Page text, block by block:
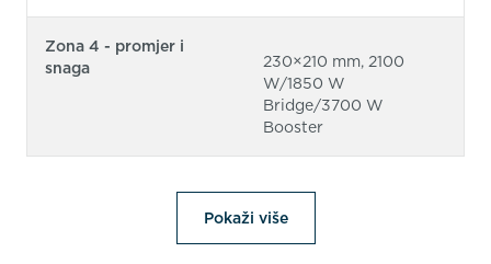
Zona 4 - promjer i
snaga
230×210 mm, 2100
W/1850 W
Bridge/3700 W
Booster
Pokaži više